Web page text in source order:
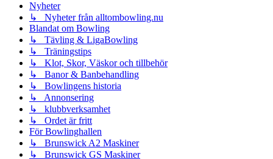
Nyheter
↳ Nyheter från alltombowling.nu
Blandat om Bowling
↳ Tävling & LigaBowling
↳ Träningstips
↳ Klot, Skor, Väskor och tillbehör
↳ Banor & Banbehandling
↳ Bowlingens historia
↳ Annonsering
↳ klubbverksamhet
↳ Ordet är fritt
För Bowlinghallen
↳ Brunswick A2 Maskiner
↳ Brunswick GS Maskiner